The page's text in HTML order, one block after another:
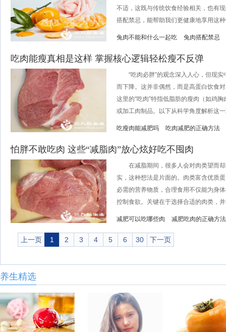
不适，这既与传统饮食经验相关，也有
搭配禁忌，能帮助我们更健康地享用这
兔肉不能和什么一起吃 兔肉搭配禁忌
吃肉能瘦真相是这样 掌握核心逻辑轻松瘦不反弹
“吃肉必胖”的观念深入人心，但现实
而下降。这并非偶然，而是高蛋白饮食
这里的“吃肉”特指低脂肪的瘦肉（如鸡
或加工肉制品。以下从科学角度解析这
吃瘦肉能减肥吗 吃肉减肥的正确方法
怕胖不敢吃肉 这些“减脂肉”放心炫好吃不囤肉
在减脂期间，很多人会对肉类望而却
实，这种想法是片面的。肉类富含优质
必需的营养物质，合理食用不仅能为身
控制食欲。关键在于选择合适的肉类，
减肥可以吃哪些肉 减肥吃肉的正确方法
上一页 1 2 3 4 5 6 30 下一页
养生精选